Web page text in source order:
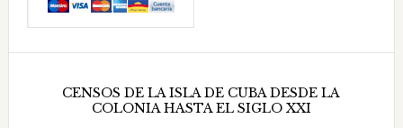
CENSOS DE LA ISLA DE CUBA DESDE LA
COLONIA HASTA EL SIGLO XXI